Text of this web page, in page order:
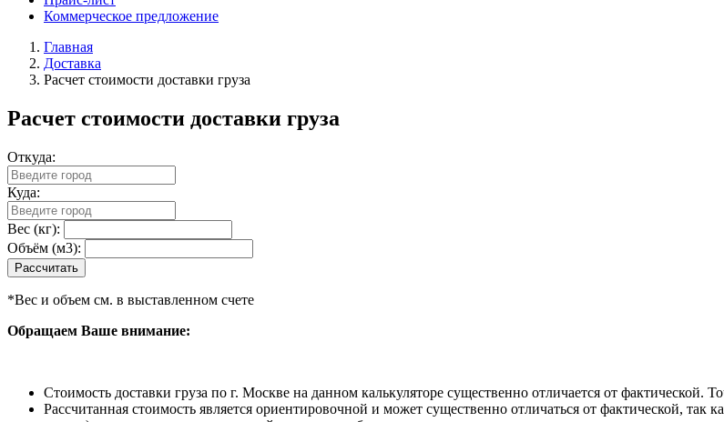
Коммерческое предложение
Главная
Доставка
Расчет стоимости доставки груза
Расчет стоимости доставки груза
Откуда:
Куда:
Вес (кг):
Объём (м3):
*Вес и объем см. в выставленном счете
Обращаем Ваше внимание:
Стоимость доставки груза по г. Москве на данном калькуляторе существенно отличается от
Рассчитанная стоимость является ориентировочной и может существенно отличаться от фактической, так